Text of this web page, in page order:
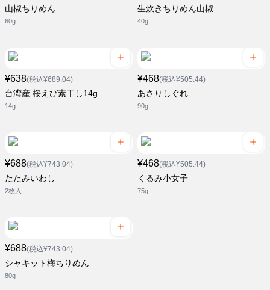
山椒ちりめん
60g
生炊きちりめん山椒
40g
¥638(税込¥689.04)
台湾産 桜えび素干し14g
14g
¥468(税込¥505.44)
あさりしぐれ
90g
¥688(税込¥743.04)
たたみいわし
2枚入
¥468(税込¥505.44)
くるみ小女子
75g
¥688(税込¥743.04)
シャキット梅ちりめん
80g